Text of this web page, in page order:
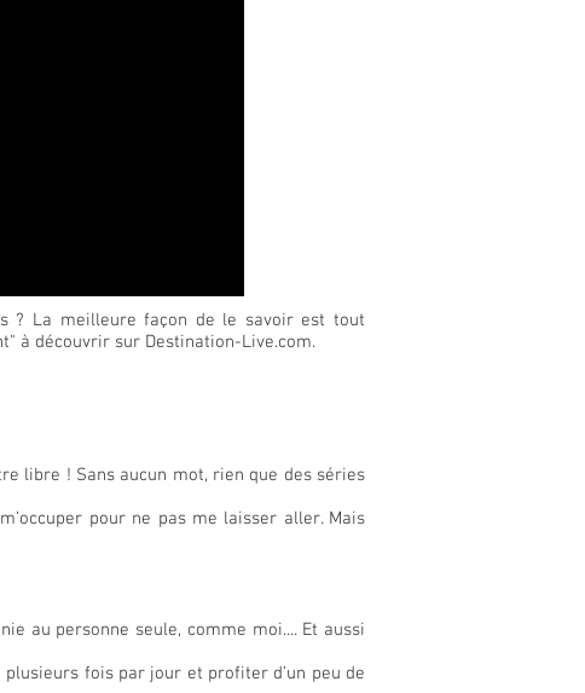
? La meilleure façon de le savoir est tout
à découvrir sur Destination-Live.com.
libre ! Sans aucun mot, rien que des séries
pour ne pas me laisser aller. Mais
au personne seule, comme moi.... Et aussi
fois par jour et profiter d’un peu de